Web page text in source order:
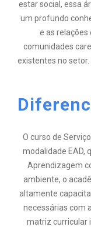
estar social, essa
um profundo
e as relações
comunidades
existentes no setor.
O curso de
modalidade EAD,
Aprendizagem
ambiente, o
altamente
necessárias com
matriz curricular